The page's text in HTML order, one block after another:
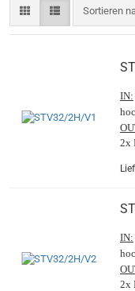
Sortieren
Sortieren
IN:
2x
IN:
2x